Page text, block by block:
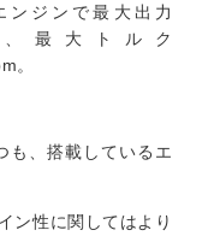
ンジンで最大出力
、最大トルク
。
も、搭載しているエ
ン性に関してはより